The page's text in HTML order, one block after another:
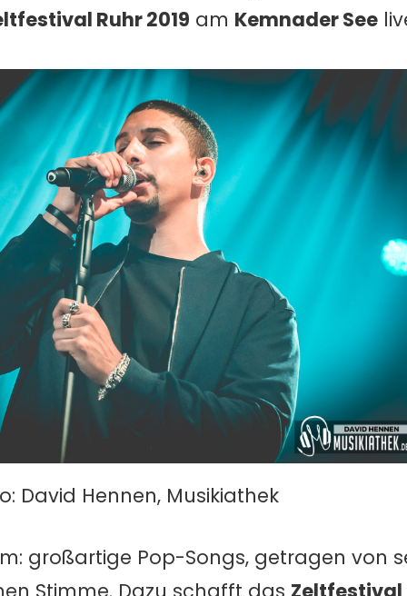
Ruhr 2019 am Kemnader See
David Hennen, Musikiathek
großartige Pop-Songs, getragen von